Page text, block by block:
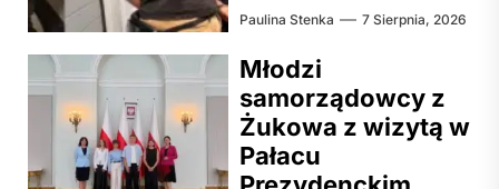
Paulina Stenka 7 Sierpnia, 2026
Młodzi
samorządowcy z
Żukowa z wizytą w
Pałacu